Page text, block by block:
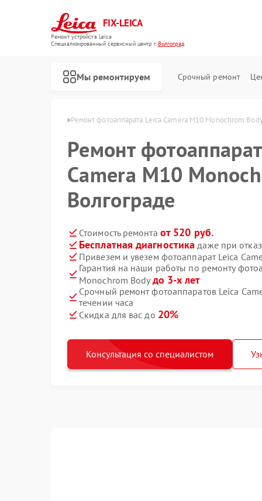
FIX-LEICA
Ремонт устройств Leica
Специализированный cервисный центр г.Волгоград
Мы ремонтируем Срочный ремонт
Ремонт фотоаппарата Leica Camera M10 Monochrom
Ремонт
Camera M10
Волгограде
Стоимость ремонта от 520 руб.
Бесплатная диагностика даже при
Привезем и увезем фотоаппарат Leica
Гарантия на наши работы по ремонту
Monochrom Body до 3-х лет
Срочный ремонт фотоаппаратов Leica
течении часа
Скидка для вас до 20%
Консультация со специалистом